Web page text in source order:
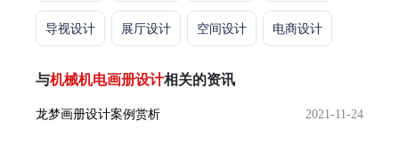
字体设计另一个重要的设计元素是品牌的字体设计。
比如腾讯最新开发的斜体字库，为整个品牌建立了统
一的视觉标准。与此同时，有的标志是用个别的图形
来，往往会给人一种眼前一亮的感觉，就像可口可乐
一部分，特别是中文字体设计。中文字体的结构比较
思想和设
导视设计 展厅设计 空间设计 电商设计
与机械机电画册设计相关的资讯
龙梦画册设计案例赏析 2021-11-24